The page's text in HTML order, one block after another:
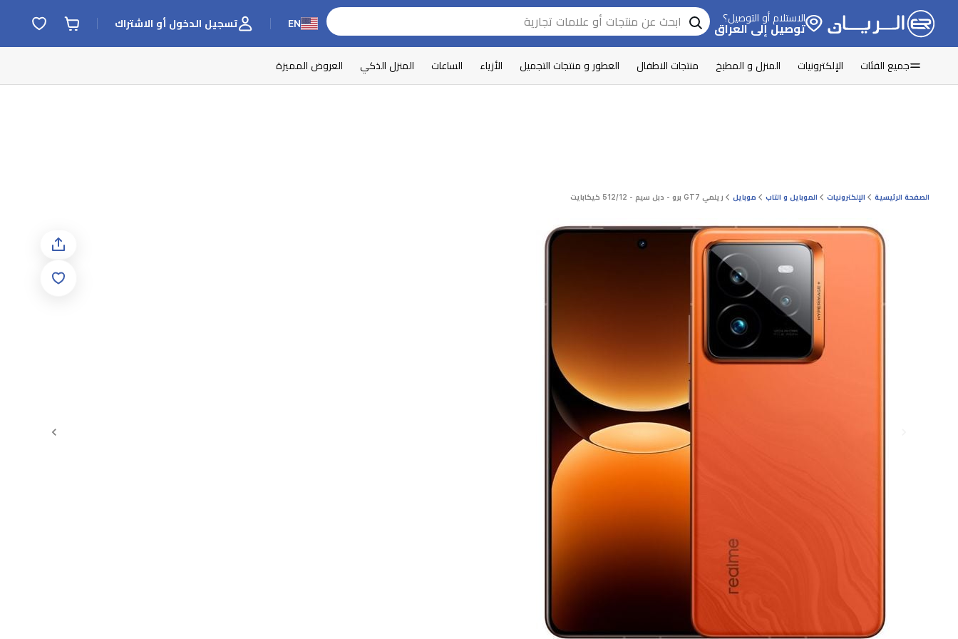
الاستلام أو التوصيل؟
توصيل إلى العراق EN تسجيل الدخول أو الاشتراك
جميع الفئات الإلكترونيات المنزل و المطبخ منتجات الاطفال العطور و منتجات التجميل الأزياء الساعات المنزل الذكي العروض المميزة
الصفحة الرئيسية الإلكترونيات الموبايل و التاب موبايل ريلمي GT7 برو - دبل سيم - 512/12 كيكابايت